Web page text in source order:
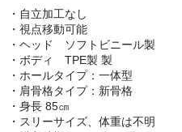
木偶の坊
A-ONE
身長選択
100cm以下
・自立加工なし
・視点移動可能
・ヘッド ソフトビニール製
・ボディ TPE製 製
・ホールタイプ：一体型
・肩骨格タイプ：新骨格
・身長 85㎝
・スリーサイズ、体重は不明